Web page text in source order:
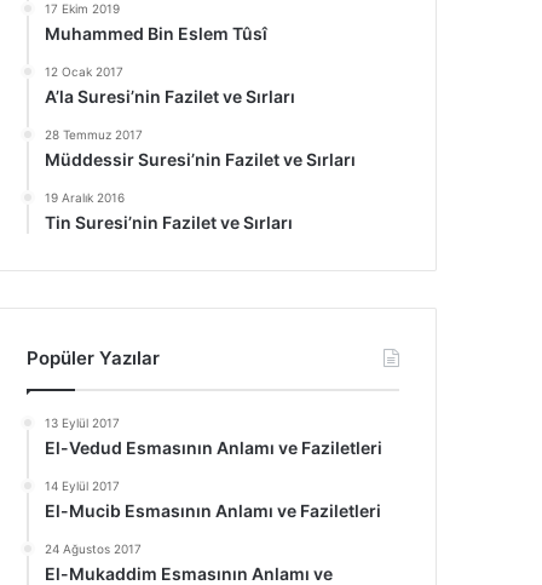
17 Ekim 2019
Muhammed Bin Eslem Tûsî
12 Ocak 2017
A’la Suresi’nin Fazilet ve Sırları
28 Temmuz 2017
Müddessir Suresi’nin Fazilet ve Sırları
19 Aralık 2016
Tin Suresi’nin Fazilet ve Sırları
Popüler Yazılar
13 Eylül 2017
El-Vedud Esmasının Anlamı ve Faziletleri
14 Eylül 2017
El-Mucib Esmasının Anlamı ve Faziletleri
24 Ağustos 2017
El-Mukaddim Esmasının Anlamı ve